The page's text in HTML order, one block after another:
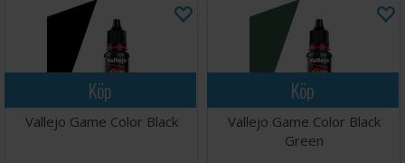
Köp
Vallejo Game Color Black
Köp
Vallejo Game Color Black
Green